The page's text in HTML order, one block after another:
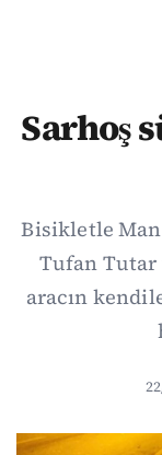
Sarhoş
Bisikletle
Tufan Tutar
aracın